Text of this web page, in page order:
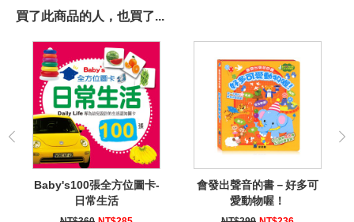
買了此商品的人，也買了...
Baby's100張全方位圖卡-
日常生活
會發出聲音的書－好多可
愛動物喔！